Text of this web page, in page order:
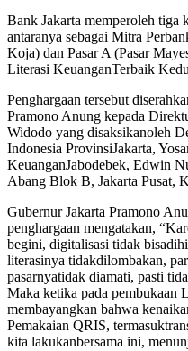
Bank Jakarta memperoleh tiga
antaranya sebagai Mitra
Koja) dan Pasar A (Pasar
Literasi KeuanganTerbaik
Penghargaan tersebut
Pramono Anung kepada
Widodo yang disaksikanoleh
Indonesia ProvinsiJakarta,
KeuanganJabodebek, Edwin
Abang Blok B, Jakarta Pusat,
Gubernur Jakarta Pramono
penghargaan mengatakan,
begini, digitalisasi tidak
literasinya tidakdilombakan,
pasarnyatidak diamati, pasti
Maka ketika pada pembukaan
membayangkan bahwa
Pemakaian QRIS,
kita lakukanbersama ini,